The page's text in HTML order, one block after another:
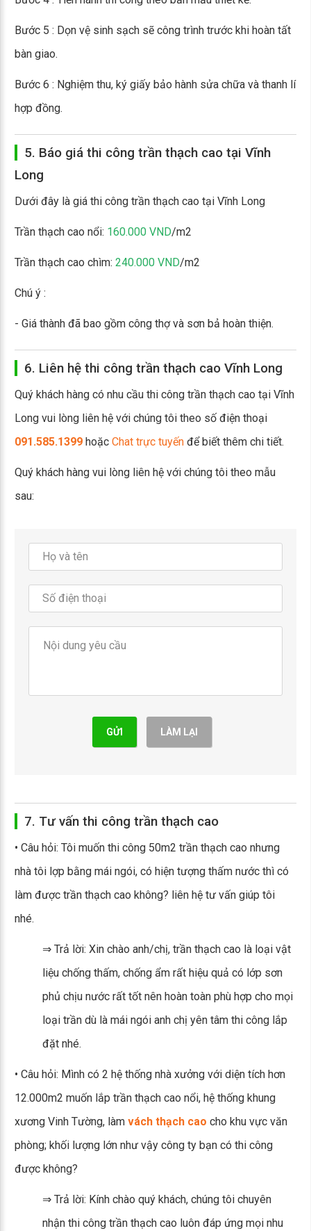
Bước 5 : Dọn vệ sinh sạch sẽ công trình trước khi hoàn tất
bàn giao.
Bước 6 : Nghiệm thu, ký giấy bảo hành sửa chữa và thanh lí
hợp đồng.
5. Báo giá thi công trần thạch cao tại Vĩnh
Long
Dưới đây là giá thi công trần thạch cao tại Vĩnh Long
Trần thạch cao nổi: 160.000 VND/m2
Trần thạch cao chìm: 240.000 VND/m2
Chú ý :
- Giá thành đã bao gồm công thợ và sơn bả hoàn thiện.
6. Liên hệ thi công trần thạch cao Vĩnh Long
Quý khách hàng có nhu cầu thi công trần thạch cao tại Vĩnh
Long vui lòng liên hệ với chúng tôi theo số điện thoại
091.585.1399 hoặc Chat trực tuyến để biết thêm chi tiết.
Quý khách hàng vui lòng liên hệ với chúng tôi theo mẫu
sau:
GỬI LÀM LẠI
7. Tư vấn thi công trần thạch cao
• Câu hỏi: Tôi muốn thi công 50m2 trần thạch cao nhưng
nhà tôi lợp bằng mái ngói, có hiện tượng thấm nước thì có
làm được trần thạch cao không? liên hệ tư vấn giúp tôi
nhé.
⇒ Trả lời: Xin chào anh/chị, trần thạch cao là loại vật
liệu chống thấm, chống ẩm rất hiệu quả có lớp sơn
phủ chịu nước rất tốt nên hoàn toàn phù hợp cho mọi
loại trần dù là mái ngói anh chị yên tâm thi công lắp
đặt nhé.
• Câu hỏi: Mình có 2 hệ thống nhà xưởng với diện tích hơn
12.000m2 muốn lắp trần thạch cao nổi, hệ thống khung
xương Vinh Tường, làm vách thạch cao cho khu vực văn
phòng; khối lượng lớn như vậy công ty bạn có thi công
được không?
⇒ Trả lời: Kính chào quý khách, chúng tôi chuyên
nhận thi công trần thạch cao luôn đáp ứng mọi nhu